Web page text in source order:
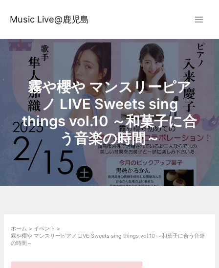
ス
Music Live@鹿児島
霧や櫻や マンスリーピア
ノ LIVE Sweets sing
things vol.10 ～和菓子に合
う音楽の時間～
ホーム
イベント
霧や櫻や マンスリーピアノ LIVE Sweets sing things vol.10 ～和菓子に合う音楽
の時間～